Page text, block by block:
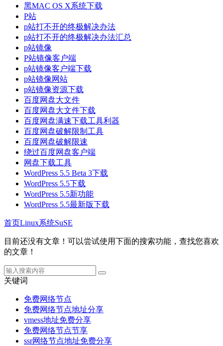
黑MAC OS X系统下载
P站
p站打不开的终极解决办法
p站打不开的终极解决办法汇总
p站镜像
P站镜像客户端
p站镜像客户端下载
p站镜像网站
p站镜像资源下载
百度网盘大文件
百度网盘大文件下载
百度网盘满速下载工具利器
百度网盘破解限制工具
百度网盘破解限速
绕过百度网盘客户端
网盘下载工具
WordPress 5.5 Beta 3下载
WordPress 5.5下载
WordPress 5.5新功能
WordPress 5.5最新版下载
首页Linux系统SuSE
目前还没有文章！可以尝试使用下面的搜索功能，查找您喜欢
的文章！
关键词
免费网络节点
免费网络节点地址分享
vmess地址免费分享
免费网络节点节享
ssr网络节点地址免费分享